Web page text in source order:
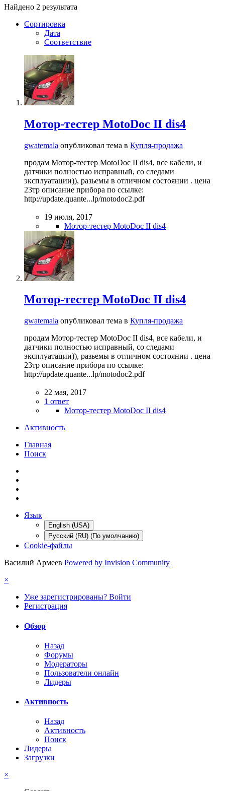
Найдено 2 результата
Сортировка
Дата
Соответствие
Мотор-тестер MotoDoc II dis4
gwatemala опубликовал тема в Купля-продажа
продам Мотор-тестер MotoDoc II dis4, все кабели, и
датчики полностью исправный, со следами
эксплуатации)), разьемы в отличном состоянии . цена
23тр описание прибора по ссылке:
http://update.quante...lp/motodoc2.pdf
19 июля, 2017
Мотор-тестер MotoDoc II dis4
Мотор-тестер MotoDoc II dis4
gwatemala опубликовал тема в Купля-продажа
продам Мотор-тестер MotoDoc II dis4, все кабели, и
датчики полностью исправный, со следами
эксплуатации)), разьемы в отличном состоянии . цена
23тр описание прибора по ссылке:
http://update.quante...lp/motodoc2.pdf
22 мая, 2017
1 ответ
Мотор-тестер MotoDoc II dis4
Активность
Главная
Поиск
Язык
English (USA)
Русский (RU) (По умолчанию)
Cookie-файлы
Василий Армеев Powered by Invision Community
×
Уже зарегистрированы? Войти
Регистрация
Обзор
Назад
Форумы
Модераторы
Пользователи онлайн
Лидеры
Активность
Назад
Активность
Поиск
Лидеры
Загрузки
×